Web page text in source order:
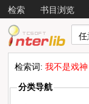
检索 书目浏览
检索词:我不是戏神
分类导航